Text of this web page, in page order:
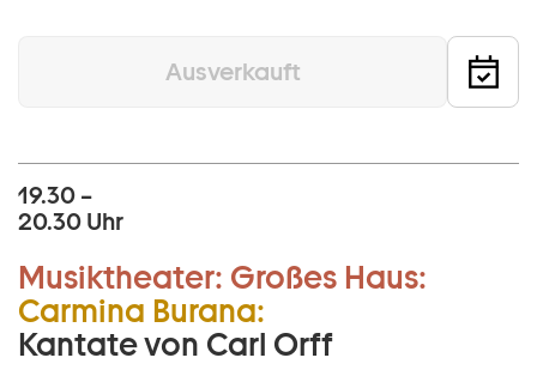
Ausverkauft
19.30 –
20.30 Uhr
Musiktheater: Großes Haus:
Carmina Burana:
Kantate von Carl Orff